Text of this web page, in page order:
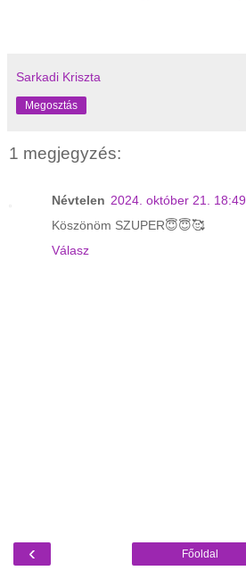
Sarkadi Kriszta
Megosztás
1 megjegyzés:
Névtelen 2024. október 21. 18:49
Köszönöm SZUPER😇😇🥰
Válasz
‹ Főoldal